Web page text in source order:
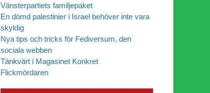
Vänsterpartiets familjepaket
En dömd palestinier i Israel behöver inte vara
skyldig
Nya tips och tricks för Fediversum, den
sociala webben
Tänkvärt i Magasinet Konkret
Flickmördaren